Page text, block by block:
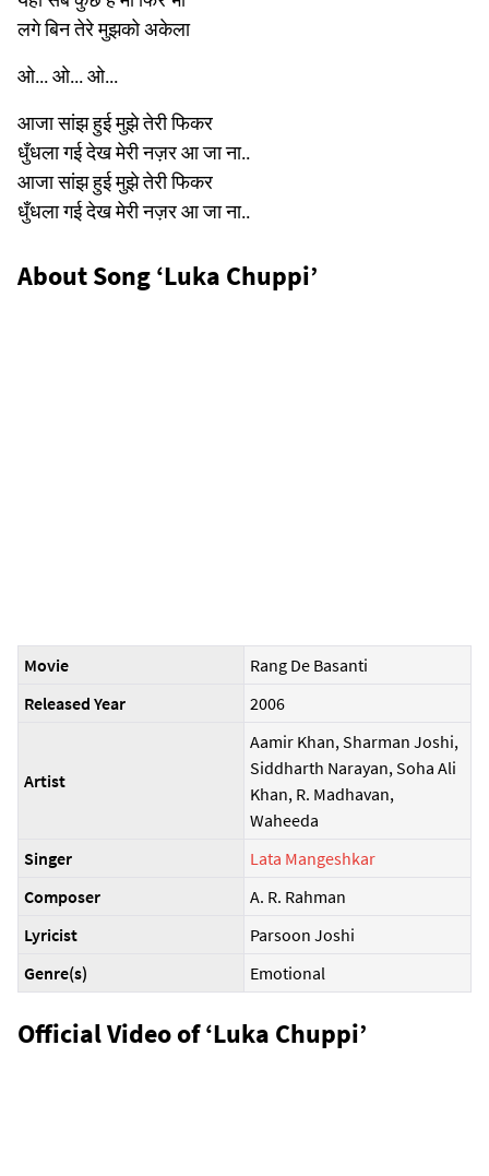
लगे बिन तेरे मुझको अकेला
ओ... ओ... ओ...
आजा सांझ हुई मुझे तेरी फिकर
धुँधला गई देख मेरी नज़र आ जा ना..
आजा सांझ हुई मुझे तेरी फिकर
धुँधला गई देख मेरी नज़र आ जा ना..
About Song ‘Luka Chuppi’
Movie
Rang De Basanti
Released Year
2006
Artist
Aamir Khan, Sharman Joshi,
Siddharth Narayan, Soha Ali
Khan, R. Madhavan,
Waheeda
Singer
Lata Mangeshkar
Composer
A. R. Rahman
Lyricist
Parsoon Joshi
Genre(s)
Emotional
Official Video of ‘Luka Chuppi’